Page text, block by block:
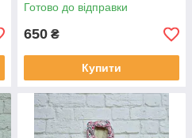
Готово до відправки
650 ₴
Купити